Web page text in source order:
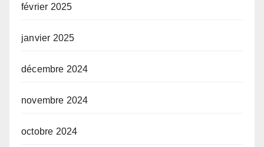
février 2025
janvier 2025
décembre 2024
novembre 2024
octobre 2024